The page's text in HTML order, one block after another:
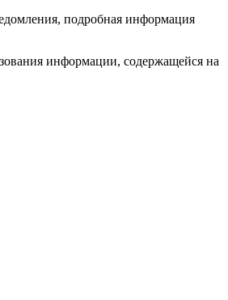
подробная информация
информации, содержащейся на